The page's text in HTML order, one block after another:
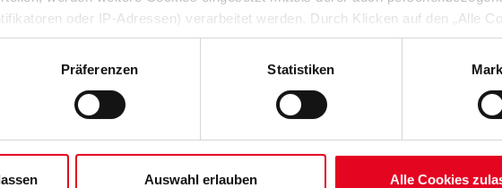
oder IP-Adressen) verarbeitet werden. Durch Klicken auf den „Alle
der Speicherung aller aufgeführten Cookies und der entsprechenden
die unten jeweils angegebene Zwecke gem. § 25 Abs. 1 TDDDG, Art. 6 Abs. 1
auswählen, werden nur unbedingt erforderliche Cookies eingesetzt. Ihre
Präferenzen Statistiken
Auswahl erlauben Alle Cookies
und Kimberly Ezekwem nach wie vor keine Kandidaten für
im Kader stehen, und sich im zentralen Mittelfeld ein
Noch fraglich ist ein Einsatz von Lukas Kübler, der
in der Fremde dürfte der SC von den Rängen erhalten.
Freiburger Auswärtsfahrer in bester Verfassung – gegen
Für Kurzentschlossene öffnet zudem am Samstag um